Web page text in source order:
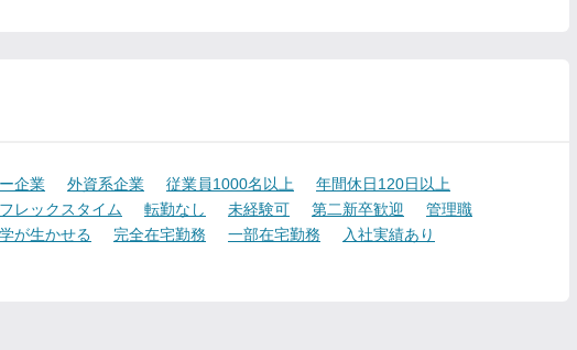
企業 外資系企業 従業員1000名以上
年間休日120日以上
フレックスタイム 転勤なし 未経験可 第二新卒歓迎
管理職
が生かせる 完全在宅勤務 一部在宅勤務
入社実績あり